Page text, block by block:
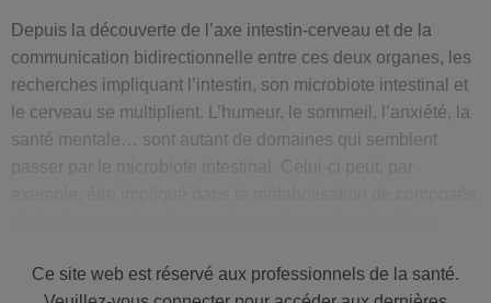
Depuis la découverte de l’axe intestin-cerveau et de la
communication bidirectionnelle entre ces deux organes, les
recherches impliquant l’intestin, son microbiote intestinal et
le cerveau se multiplient. L’humeur, le sommeil, l’anxiété, la
santé mentale… sont autant de domaines qui semblent
du cerveau. C’est ce qui a été testé dans un essai contrôlé
Ce site web est réservé aux professionnels de la santé.